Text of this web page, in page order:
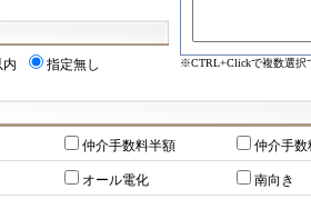
内 指定無し ※CTRL+Clickで複数選択
仲介手数料半額 仲介手数
オール電化 南向き